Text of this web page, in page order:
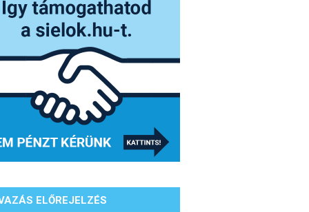
ELŐREJELZÉS